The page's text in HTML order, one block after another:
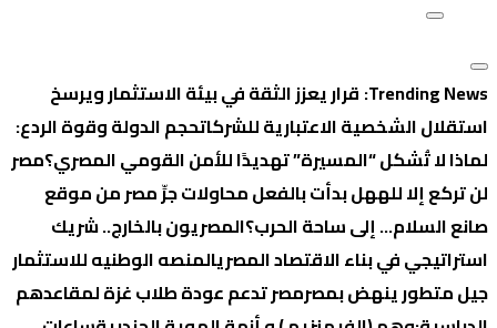
Trending News: قرار يعزز الثقة في بيئة الاستثمار ويرسخ
استقلال الشخصية الاعتبارية للشركاتحجم الدولة وقوة الردع:
لماذا لا تُشكل “المسيرة” تهديدًا للأمن القومي المصري؟‏مصر
لن تركع إلا للههل بدأت بالفعل محاولات جرِّ مصر من موقع
صانع السلام… إلى ساحة الحرب؟المصريون بالخارج.. شريك
استراتيجي في بناء الاقتصاد المصريالمنصه الوطنيه للاستثمار
جيل متطور ينهض بمصرمصر تدعم عودة طلاب غزة لمقاعدهم